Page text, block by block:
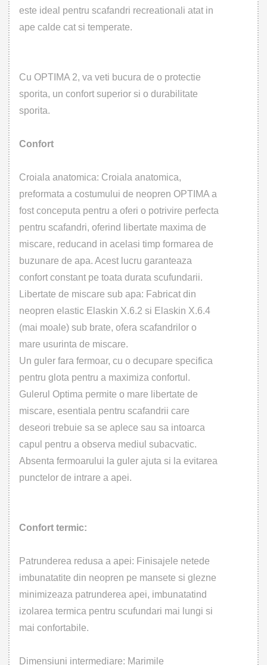
este ideal pentru scafandri recreationali atat in
ape calde cat si temperate.
Cu OPTIMA 2, va veti bucura de o protectie
sporita, un confort superior si o durabilitate
sporita.
Confort
Croiala anatomica: Croiala anatomica,
preformata a costumului de neopren OPTIMA a
fost conceputa pentru a oferi o potrivire perfecta
pentru scafandri, oferind libertate maxima de
miscare, reducand in acelasi timp formarea de
buzunare de apa. Acest lucru garanteaza
confort constant pe toata durata scufundarii.
Libertate de miscare sub apa: Fabricat din
neopren elastic Elaskin X.6.2 si Elaskin X.6.4
(mai moale) sub brate, ofera scafandrilor o
mare usurinta de miscare.
Un guler fara fermoar, cu o decupare specifica
pentru glota pentru a maximiza confortul.
Gulerul Optima permite o mare libertate de
miscare, esentiala pentru scafandrii care
deseori trebuie sa se aplece sau sa intoarca
capul pentru a observa mediul subacvatic.
Absenta fermoarului la guler ajuta si la evitarea
punctelor de intrare a apei.
Confort termic:
Patrunderea redusa a apei: Finisajele netede
imbunatatite din neopren pe mansete si glezne
minimizeaza patrunderea apei, imbunatatind
izolarea termica pentru scufundari mai lungi si
mai confortabile.
Dimensiuni intermediare: Marimile